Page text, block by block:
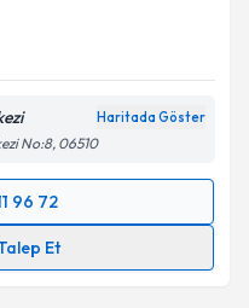
Haritada Göster
No:8, 06510
96 72
Et